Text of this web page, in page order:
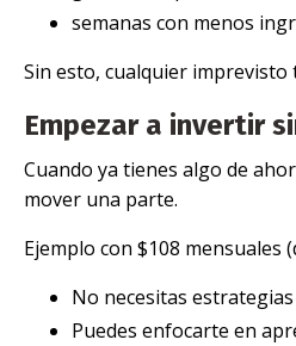
semanas con menos
Sin esto, cualquier imprevisto
Empezar a invertir
Cuando ya tienes algo de
mover una parte.
Ejemplo con $108 mensuales
No necesitas
Puedes enfocarte en